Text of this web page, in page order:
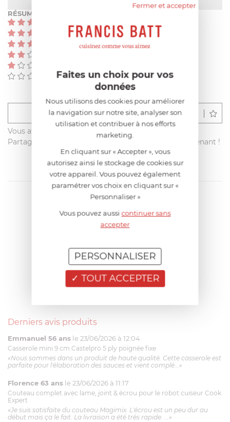
RÉSUMÉ
(0)
Déposer un avis
Vous avez acheté ce produit sur francisbatt.com ?
Partagez votre avis avec les autres clients dès maintenant !
Derniers avis produits
Emmanuel 56 ans le 23/06/2026 à 12:04
Casserole mini 9 cm Castelpro 5 ply poignée fixe
«Nous sommes dans un produit de haute qualité. Cette casserole est
parfaite pour l'élaboration des sauces et vient complé...»
Florence 63 ans le 23/06/2026 à 11:17
Couteau complet avec lame, joint & écrou pour le robot cuiseur Cook
Expert
«Je suis satisfaite du couteau Magimix. L'écrou est un peu dur au
début mais ça le fait. La livraison a été très rapide. ...»
Fermer et accepter
Faites un choix pour vos
données
Nous utilisons des cookies pour améliorer
la navigation sur notre site, analyser son
utilisation et contribuer à nos efforts
marketing.
En cliquant sur « Accepter », vous
autorisez ainsi le stockage de cookies sur
votre appareil. Vous pouvez également
paramétrer vos choix en cliquant sur «
Personnaliser »
Vous pouvez aussicontinuer sans
accepter
TOUT ACCEPTER
PERSONNALISER